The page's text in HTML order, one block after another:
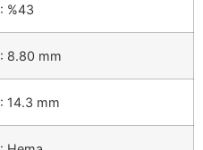
: %43
: 8.80 mm
: 14.3 mm